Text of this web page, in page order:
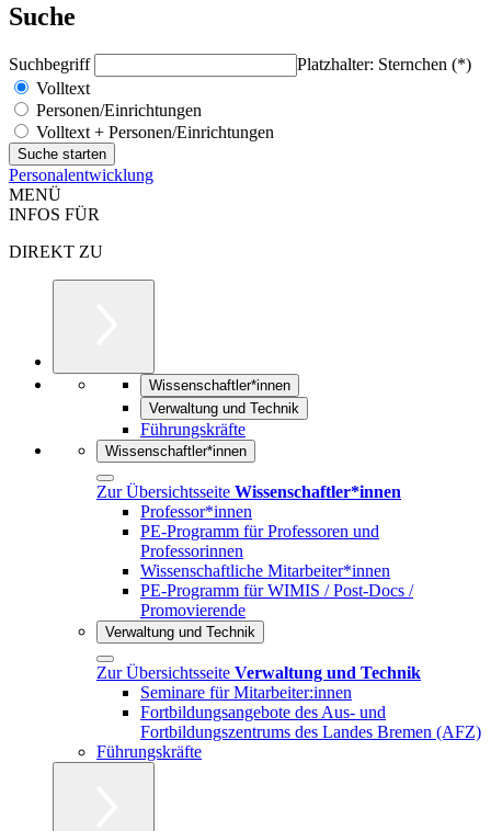
Suche
Suchbegriff
Platzhalter: Sternchen (*)
Volltext
Personen/Einrichtungen
Volltext + Personen/Einrichtungen
Personalentwicklung
MENÜ
INFOS FÜR
DIREKT ZU
Wissenschaftler*innen
Verwaltung und Technik
Führungskräfte
Wissenschaftler*innen
Zur Übersichtsseite Wissenschaftler*innen
Professor*innen
PE-Programm für Professoren und
Professorinnen
Wissenschaftliche Mitarbeiter*innen
PE-Programm für WIMIS / Post-Docs /
Promovierende
Verwaltung und Technik
Zur Übersichtsseite Verwaltung und Technik
Seminare für Mitarbeiter:innen
Fortbildungsangebote des Aus- und
Fortbildungszentrums des Landes Bremen (AFZ)
Führungskräfte